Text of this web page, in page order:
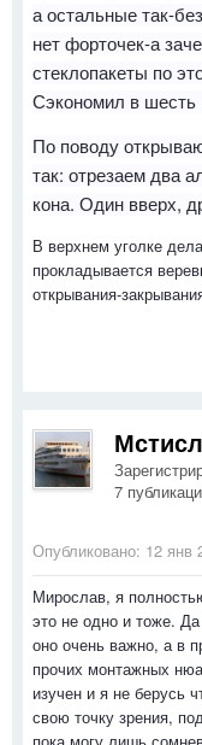
а остальные так-
нет форточек-а
стеклопакеты по
Сэкономил в шесть
По поводу
так: отрезаем два
кона. Один вверх,
В верхнем уголке
прокладывается
открывания-
7
Опубликовано: 12 янв
Мирослав, я
это не одно и тоже.
оно очень важно, а в
прочих монтажных
изучен и я не берусь
свою точку зрения,